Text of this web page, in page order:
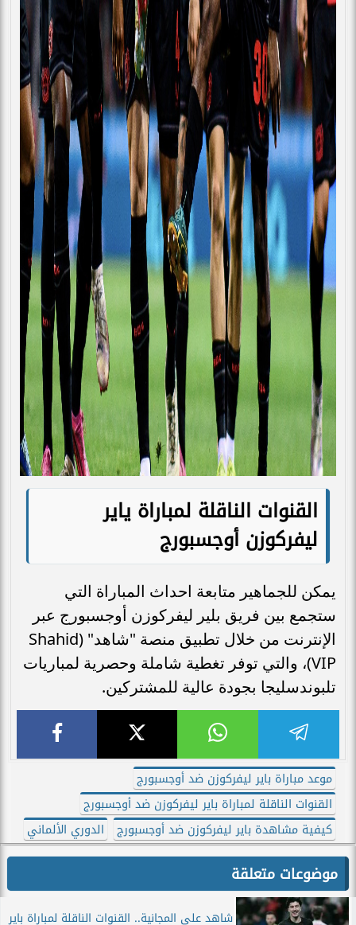
القنوات الناقلة لمباراة ياير
ليفركوزن أوجسبورج
يمكن للجماهير متابعة احداث المباراة التي
ستجمع بين فريق بلير ليفركوزن أوجسبورج عبر
الإنترنت من خلال تطبيق منصة "شاهد" (Shahid
VIP)، والتي توفر تغطية شاملة وحصرية لمباريات
تلبوندسليجا بجودة عالية للمشتركين.
موعد مباراة باير ليفركوزن ضد أوجسبورج
القنوات الناقلة لمباراة باير ليفركوزن ضد أوجسبورج
كيفية مشاهدة باير ليفركوزن ضد أوجسبورج
الدوري الألماني
موضوعات متعلقة
شاهد علي المجانية.. القنوات الناقلة لمباراة باير